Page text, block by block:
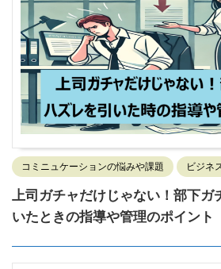
コミニュケーションの悩みや課題 ビジネ
上司ガチャだけじゃない！部下ガ
いたときの指導や管理のポイント